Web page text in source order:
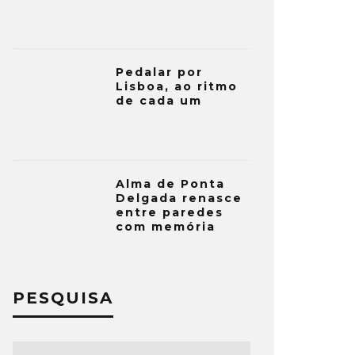
Pedalar por
Lisboa, ao ritmo
de cada um
Alma de Ponta
Delgada renasce
entre paredes
com memória
PESQUISA